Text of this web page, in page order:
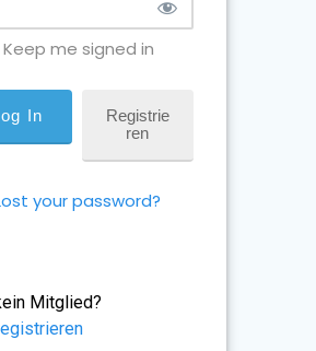
Keep me signed in
Registrie
Ren
your password?
Mitglied?